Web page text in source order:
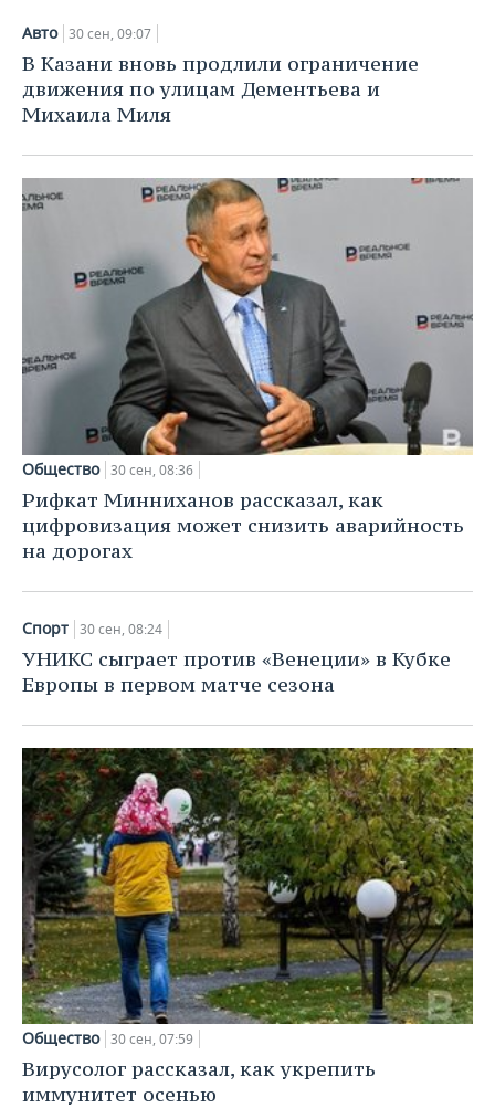
Авто 30 сен, 09:07
В Казани вновь продлили ограничение
движения по улицам Дементьева и
Михаила Миля
Общество 30 сен, 08:36
Рифкат Минниханов рассказал, как
цифровизация может снизить аварийность
на дорогах
Спорт 30 сен, 08:24
УНИКС сыграет против «Венеции» в Кубке
Европы в первом матче сезона
Общество 30 сен, 07:59
Вирусолог рассказал, как укрепить
иммунитет осенью